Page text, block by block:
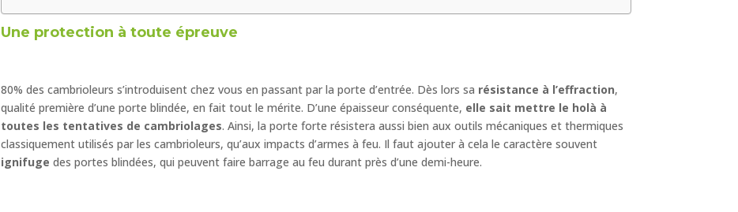
Une protection à toute épreuve
80% des cambrioleurs s’introduisent chez vous en passant par la porte d’entrée. Dès lors sa résistance à l’effraction,
qualité première d’une porte blindée, en fait tout le mérite. D’une épaisseur conséquente, elle sait mettre le holà à
toutes les tentatives de cambriolages. Ainsi, la porte forte résistera aussi bien aux outils mécaniques et thermiques
classiquement utilisés par les cambrioleurs, qu’aux impacts d’armes à feu. Il faut ajouter à cela le caractère souvent
ignifuge des portes blindées, qui peuvent faire barrage au feu durant près d’une demi-heure.